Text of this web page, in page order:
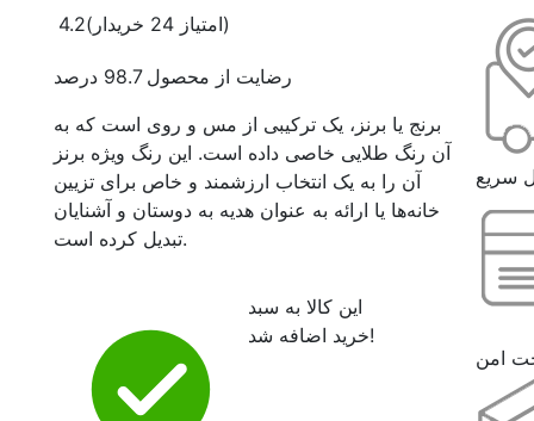
4.2 (امتیاز 24 خریدار)
رضایت از محصول 98.7 درصد
برنج یا برنز، یک ترکیبی از مس و روی است که به
آن رنگ طلایی خاصی داده است. این رنگ ویژه برنز
آن را به یک انتخاب ارزشمند و خاص برای تزیین
خانه‌ها یا ارائه به عنوان هدیه به دوستان و آشنایان
تبدیل کرده است.
این کالا به سبد
خرید اضافه شد!
سریع
امن